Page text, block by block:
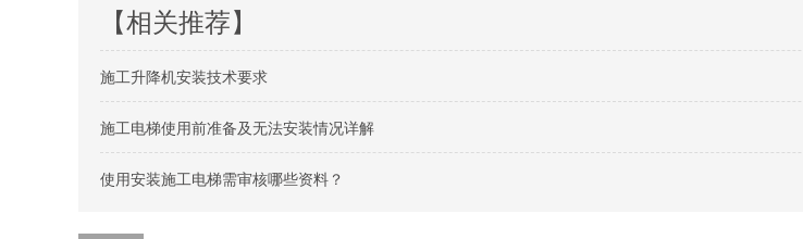
【相关推荐】
施工升降机安装技术要求
施工电梯使用前准备及无法安装情况详解
使用安装施工电梯需审核哪些资料？